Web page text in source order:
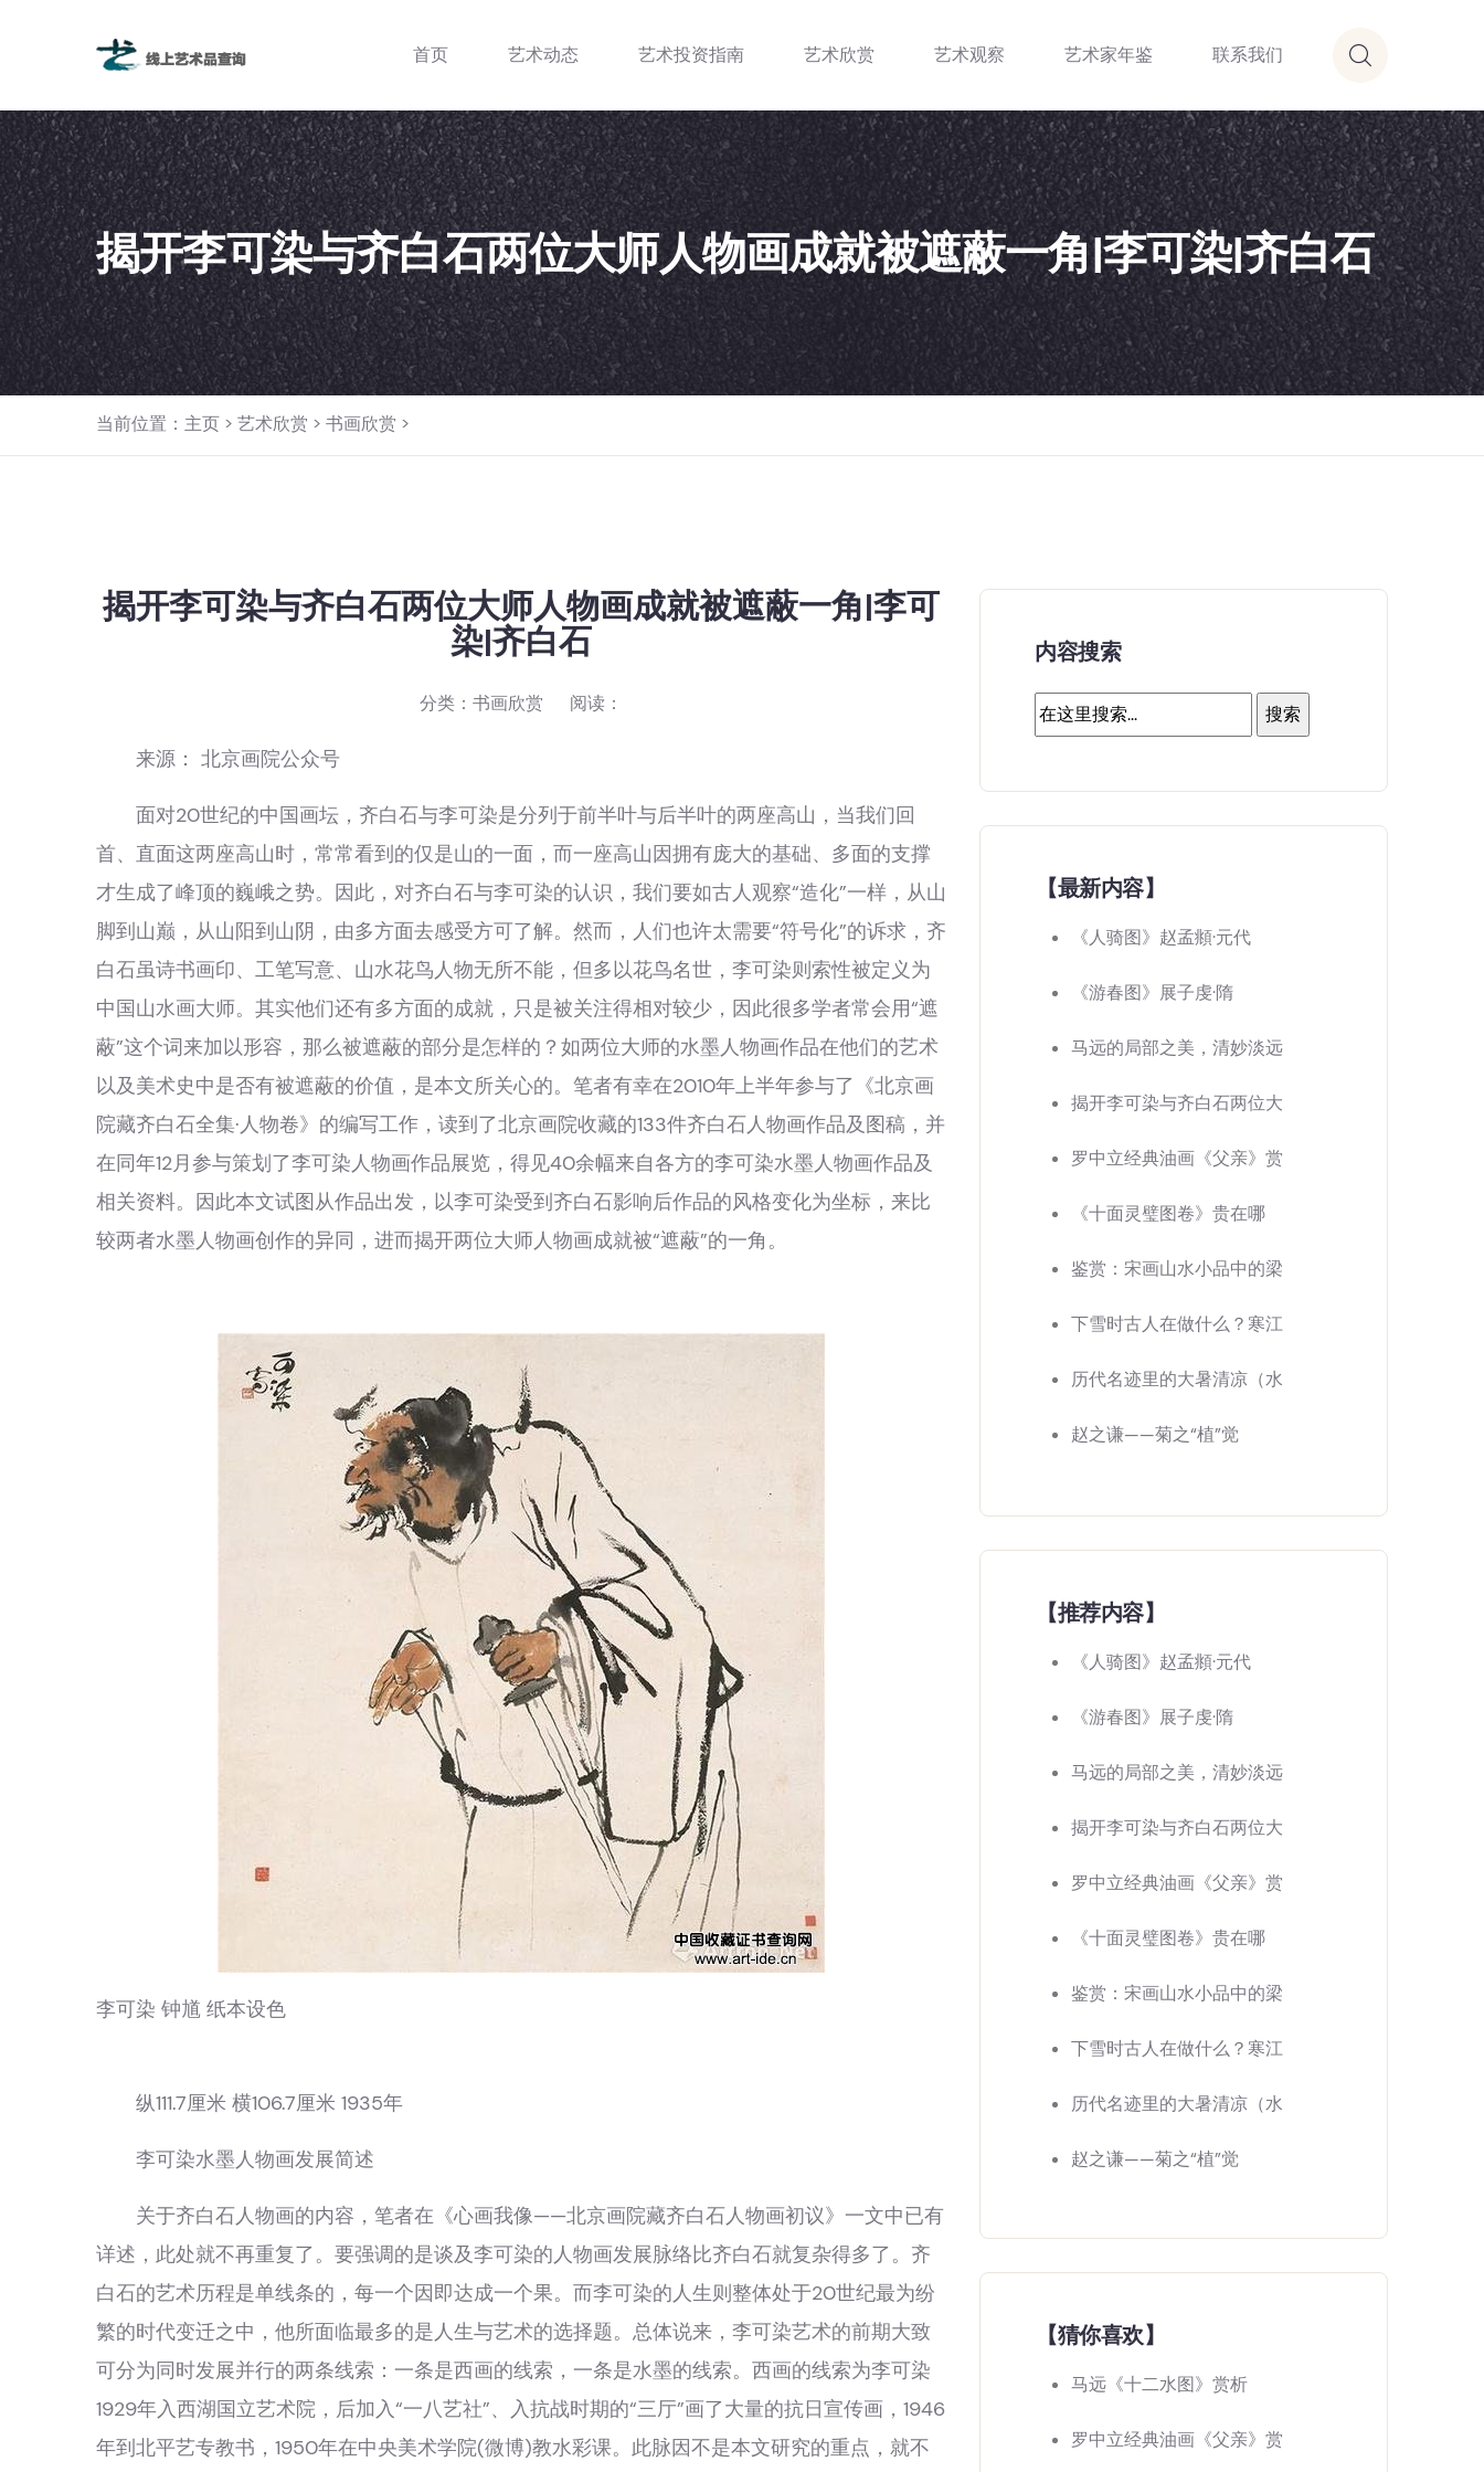
首页 艺术动态 艺术投资指南 艺术欣赏 艺术观察 艺术家年鉴 联系我们
揭开李可染与齐白石两位大师人物画成就被遮蔽一角|李可染|齐白石
当前位置： 主页 > 艺术欣赏 > 书画欣赏 >
揭开李可染与齐白石两位大师人物画成就被遮蔽一角|李可
染|齐白石
分类： 书画欣赏 阅读：
来源： 北京画院公众号
面对20世纪的中国画坛，齐白石与李可染是分列于前半叶与后半叶的两座高山，当我们回
首、直面这两座高山时，常常看到的仅是山的一面，而一座高山因拥有庞大的基础、多面的支撑
才生成了峰顶的巍峨之势。因此，对齐白石与李可染的认识，我们要如古人观察“造化”一样，从山
脚到山巅，从山阳到山阴，由多方面去感受方可了解。然而，人们也许太需要“符号化”的诉求，齐
白石虽诗书画印、工笔写意、山水花鸟人物无所不能，但多以花鸟名世，李可染则索性被定义为
中国山水画大师。其实他们还有多方面的成就，只是被关注得相对较少，因此很多学者常会用“遮
蔽”这个词来加以形容，那么被遮蔽的部分是怎样的？如两位大师的水墨人物画作品在他们的艺术
以及美术史中是否有被遮蔽的价值，是本文所关心的。笔者有幸在2010年上半年参与了《北京画
院藏齐白石全集·人物卷》的编写工作，读到了北京画院收藏的133件齐白石人物画作品及图稿，并
在同年12月参与策划了李可染人物画作品展览，得见40余幅来自各方的李可染水墨人物画作品及
相关资料。因此本文试图从作品出发，以李可染受到齐白石影响后作品的风格变化为坐标，来比
较两者水墨人物画创作的异同，进而揭开两位大师人物画成就被“遮蔽”的一角。
李可染 钟馗 纸本设色
纵111.7厘米 横106.7厘米 1935年
李可染水墨人物画发展简述
关于齐白石人物画的内容，笔者在《心画我像——北京画院藏齐白石人物画初议》一文中已有
详述，此处就不再重复了。要强调的是谈及李可染的人物画发展脉络比齐白石就复杂得多了。齐
白石的艺术历程是单线条的，每一个因即达成一个果。而李可染的人生则整体处于20世纪最为纷
繁的时代变迁之中，他所面临最多的是人生与艺术的选择题。总体说来，李可染艺术的前期大致
可分为同时发展并行的两条线索：一条是西画的线索，一条是水墨的线索。西画的线索为李可染
1929年入西湖国立艺术院，后加入“一八艺社”、入抗战时期的“三厅”画了大量的抗日宣传画，1946
年到北平艺专教书，1950年在中央美术学院(微博)教水彩课。此脉因不是本文研究的重点，就不
内容搜索
【最新内容】
《人骑图》赵孟頫·元代
《游春图》展子虔·隋
马远的局部之美，清妙淡远
揭开李可染与齐白石两位大
罗中立经典油画《父亲》赏
《十面灵璧图卷》贵在哪
鉴赏：宋画山水小品中的梁
下雪时古人在做什么？寒江
历代名迹里的大暑清凉（水
赵之谦——菊之“植”觉
【推荐内容】
《人骑图》赵孟頫·元代
《游春图》展子虔·隋
马远的局部之美，清妙淡远
揭开李可染与齐白石两位大
罗中立经典油画《父亲》赏
《十面灵璧图卷》贵在哪
鉴赏：宋画山水小品中的梁
下雪时古人在做什么？寒江
历代名迹里的大暑清凉（水
赵之谦——菊之“植”觉
【猜你喜欢】
马远《十二水图》赏析
罗中立经典油画《父亲》赏